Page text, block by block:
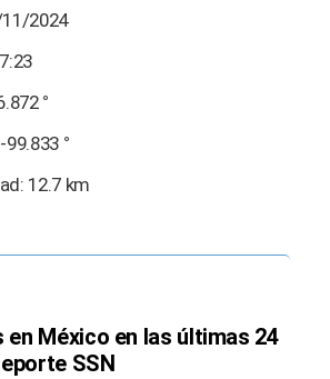
2024
°
99.833 °
12.7 km
en México en las últimas 24
SSN